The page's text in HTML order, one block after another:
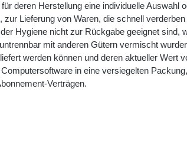
deren Herstellung eine individuelle Auswahl
Lieferung von Waren, die schnell
Hygiene nicht zur Rückgabe geeignet sind,
mit anderen Gütern vermischt
werden können und deren aktueller Wert
in eine versiegelten
Verträgen.